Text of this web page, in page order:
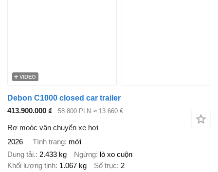
VIDEO
Debon C1000 closed car trailer
413.900.000 ₫
58.800 PLN ≈ 13.660 €
Rơ moóc vận chuyển xe hơi
2026
Tình trạng mới
Dung tải. 2.433 kg Ngừng lò xo cuộn
Khối lượng tịnh 1.067 kg Số trục 2